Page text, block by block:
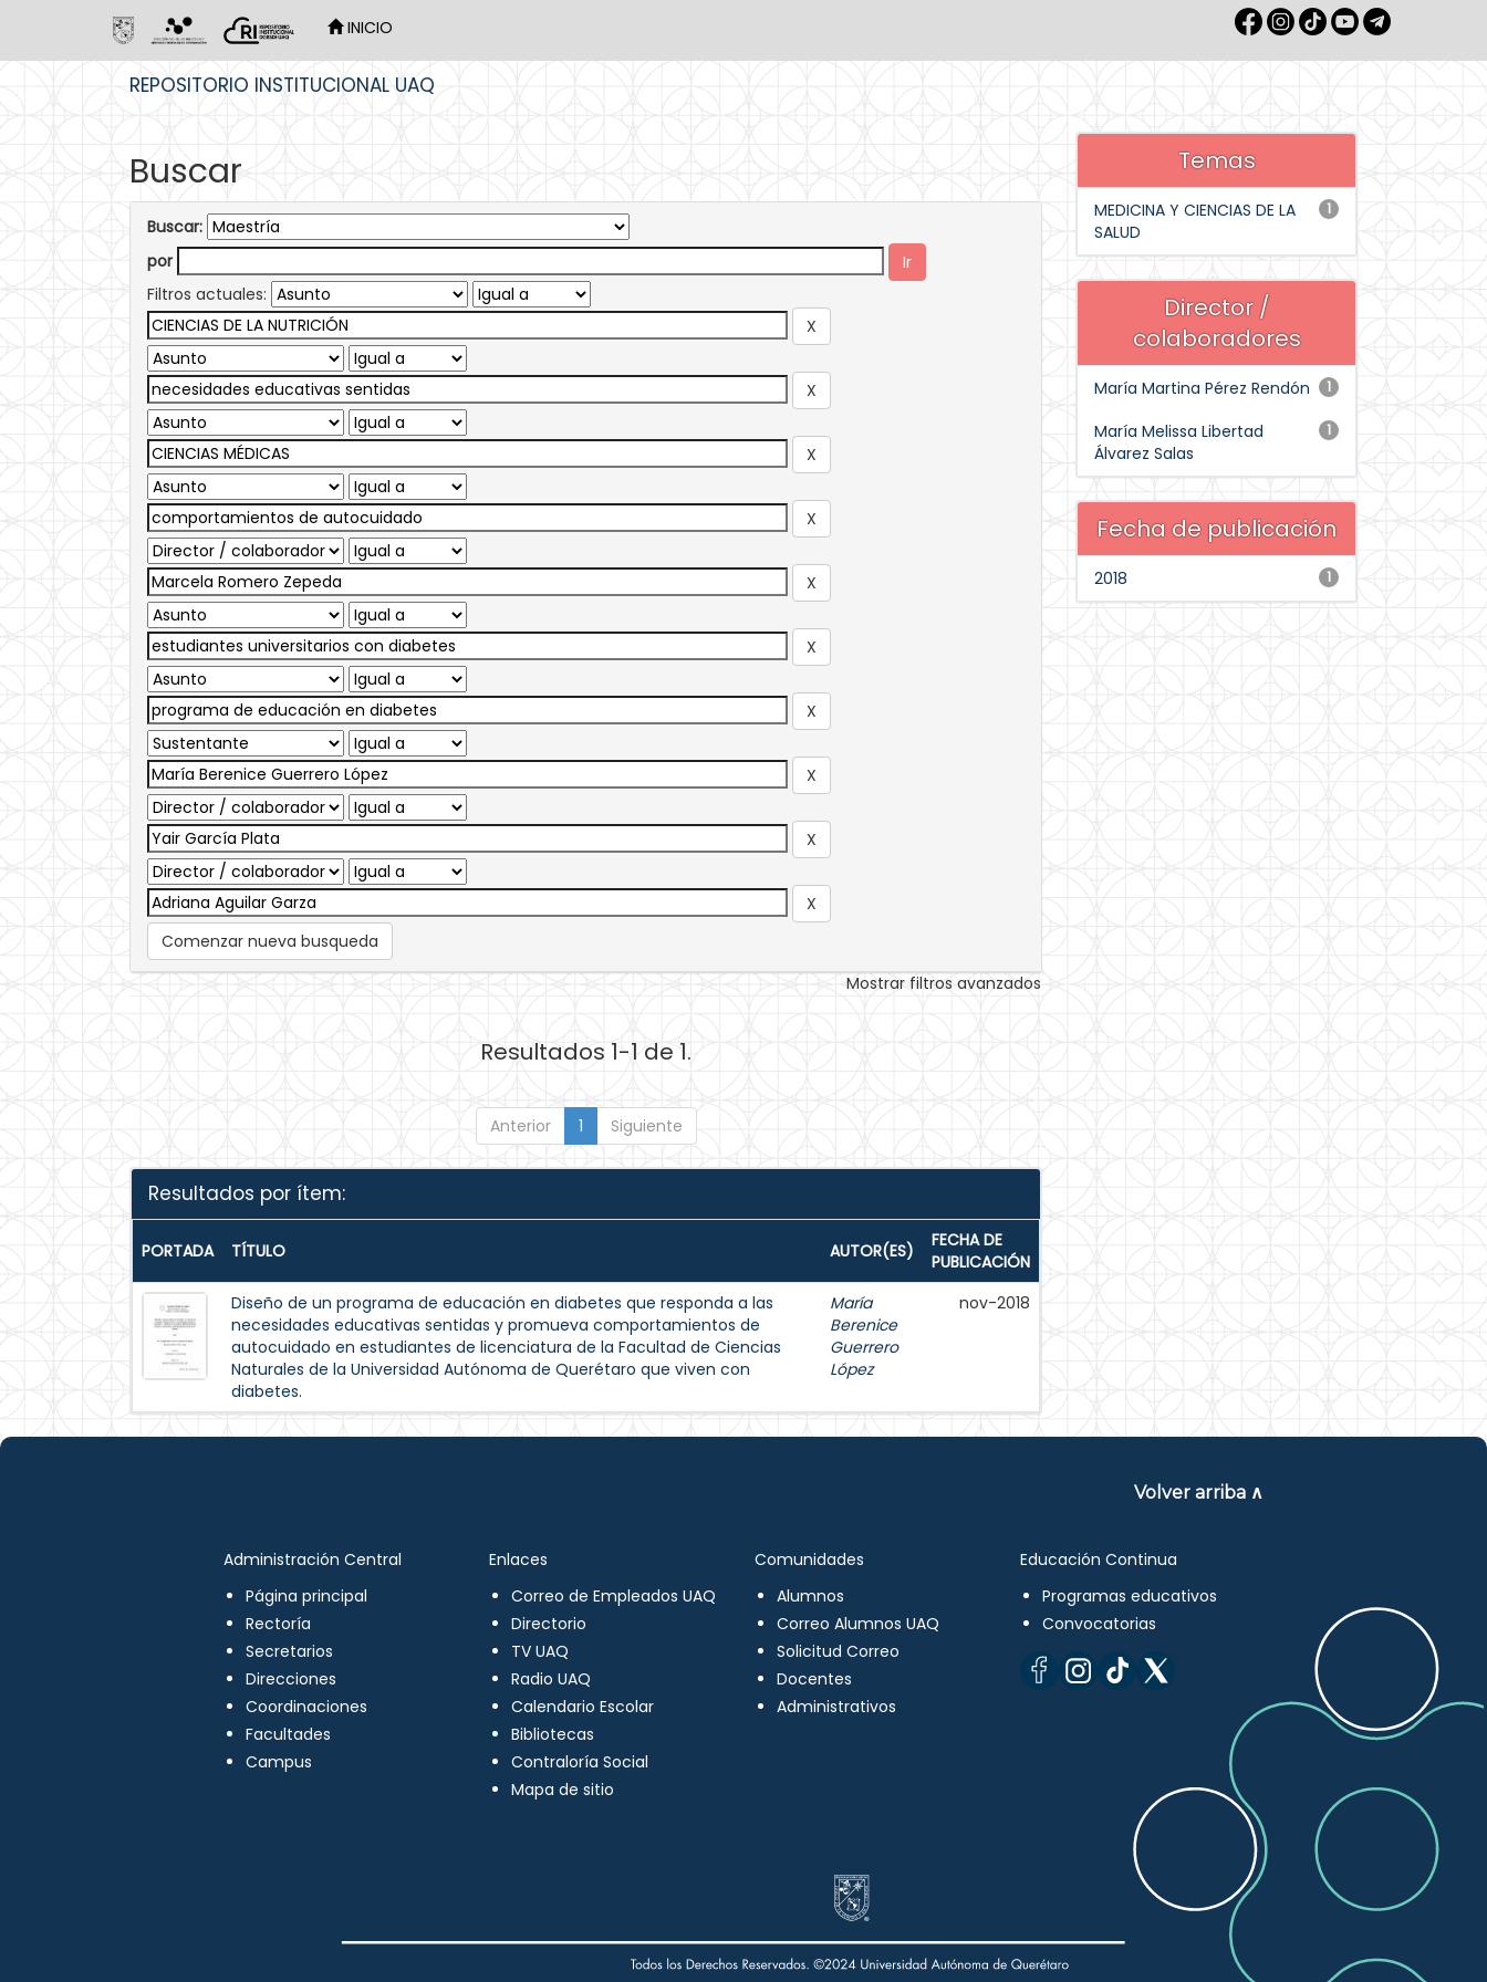
INICIO
REPOSITORIO INSTITUCIONAL UAQ
Buscar
Buscar:
por
Filtros actuales:
Comenzar nueva busqueda
Mostrar filtros avanzados
Resultados 1-1 de 1.
Anterior 1 Siguiente
Resultados por ítem:
PORTADA TÍTULO AUTOR(ES)
FECHA DE
PUBLICACIÓN
Diseño de un programa de educación en diabetes que responda a las
necesidades educativas sentidas y promueva comportamientos de
autocuidado en estudiantes de licenciatura de la Facultad de Ciencias
Naturales de la Universidad Autónoma de Querétaro que viven con
diabetes.
María
Berenice
Guerrero
López
nov-2018
Temas
1
MEDICINA Y CIENCIAS DE LA
SALUD
Director /
colaboradores
1
María Martina Pérez Rendón
1
María Melissa Libertad
Álvarez Salas
Fecha de publicación
1
2018
Volver arriba ∧
Administración Central
Página principal
Rectoría
Secretarios
Direcciones
Coordinaciones
Facultades
Campus
Enlaces
Correo de Empleados UAQ
Directorio
TV UAQ
Radio UAQ
Calendario Escolar
Bibliotecas
Contraloría Social
Mapa de sitio
Comunidades
Alumnos
Correo Alumnos UAQ
Solicitud Correo
Docentes
Administrativos
Educación Continua
Programas educativos
Convocatorias